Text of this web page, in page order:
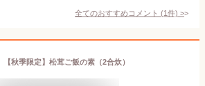
全てのおすすめコメント (1件) >
【秋季限定】松茸ご飯の素（2合炊）